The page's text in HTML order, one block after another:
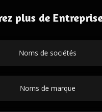
plus de
Noms de sociétés
Noms de marque